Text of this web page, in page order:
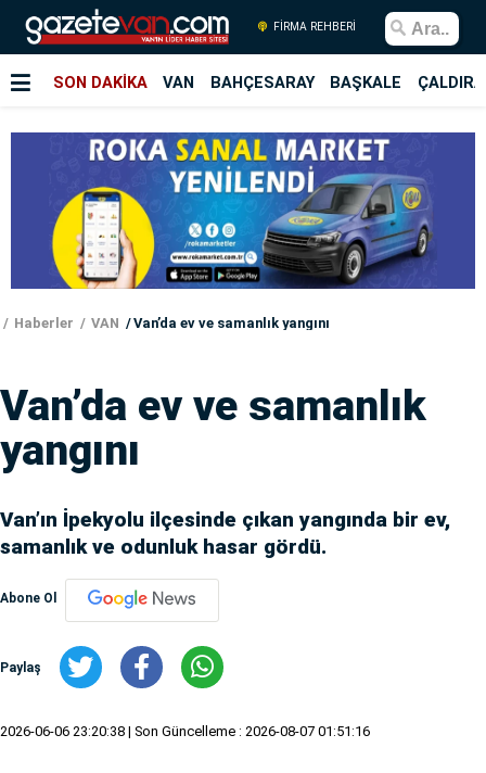
FİRMA REHBERİ
SON DAKİKA VAN BAHÇESARAY BAŞKALE
Haberler VAN Van’da ev ve samanlık yangını
Van’da ev ve samanlık
yangını
Van’ın İpekyolu ilçesinde çıkan yangında bir ev,
samanlık ve odunluk hasar gördü.
Abone Ol
Paylaş
2026-06-06 23:20:38 | Son Güncelleme : 2026-08-07 01:51:16